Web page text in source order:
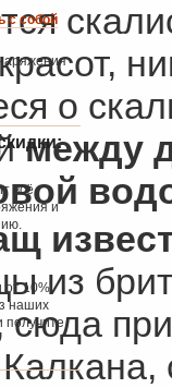
о
между
из
сюда
с собой
всё,
и
от 10%
наших
получите